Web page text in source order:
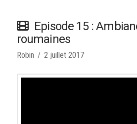
Episode 15 :
roumaines
Robin 2 juillet 2017